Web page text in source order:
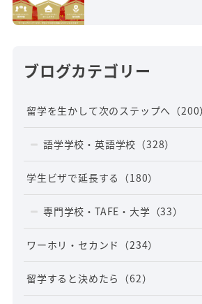
ブログカテゴリー
留学を生かして次のステップへ （200
語学学校・英語学校 （328）
学生ビザで延長する （180）
専門学校・TAFE・大学 （33）
ワーホリ・セカンド （234）
留学すると決めたら （62）